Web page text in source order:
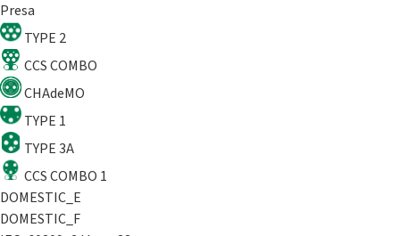
Presa
TYPE 2
CCS COMBO
CHAdeMO
TYPE 1
TYPE 3A
CCS COMBO 1
DOMESTIC_E
DOMESTIC_F